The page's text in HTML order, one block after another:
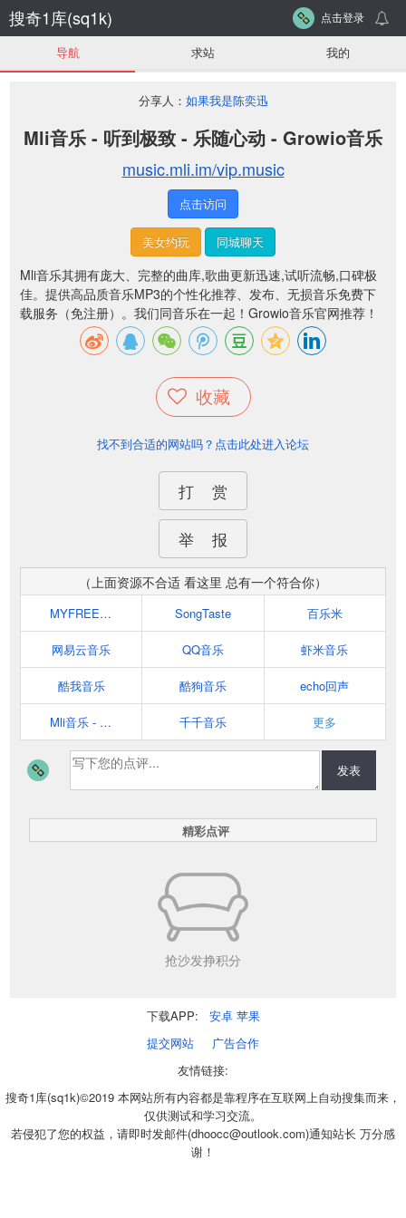
搜奇1库(sq1k) 点击登录
导航 求站 我的
分享人： 如果我是陈奕迅
Mli音乐 - 听到极致 - 乐随心动 - Growio音乐
music.mli.im/vip.music
点击访问
美女约玩 同城聊天
Mli音乐其拥有庞大、完整的曲库,歌曲更新迅速,试听流畅,口碑极
佳。提供高品质音乐MP3的个性化推荐、发布、无损音乐免费下
载服务（免注册）。我们同音乐在一起！Growio音乐官网推荐！
收藏
找不到合适的网站吗？点击此处进入论坛
打 赏
举 报
（上面资源不合适 看这里 总有一个符合你）
MYFREEMP3 SongTaste 百乐米
网易云音乐 QQ音乐 虾米音乐
酷我音乐 酷狗音乐 echo回声
Mli音乐 - 听到极致 - 乐随心动 - Growio音乐 千千音乐 更多
发表
精彩点评
抢沙发挣积分
下载APP: 安卓 苹果
提交网站
广告合作
友情链接:
搜奇1库(sq1k)©2019 本网站所有内容都是靠程序在互联网上自动搜集而来，
仅供测试和学习交流。
若侵犯了您的权益，请即时发邮件(dhoocc@outlook.com)通知站长 万分感
谢！